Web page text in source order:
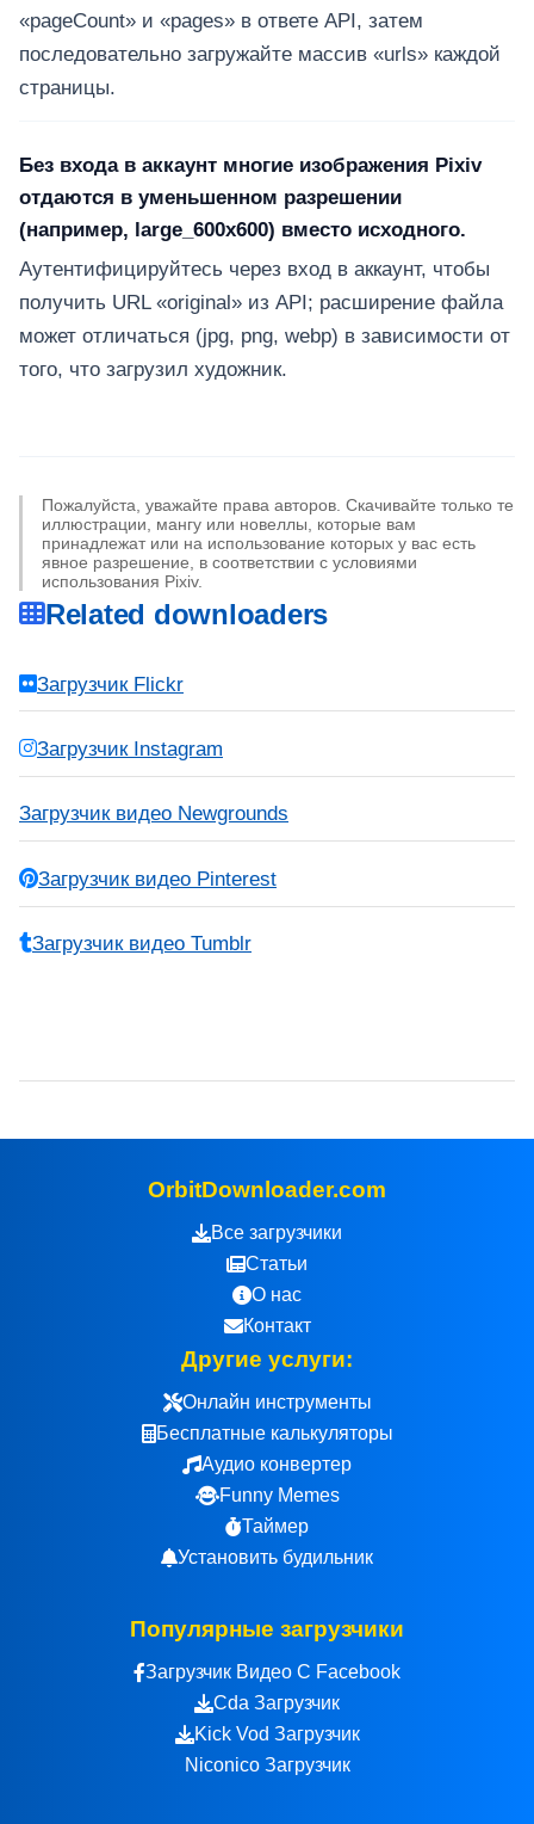
«pageCount» и «pages» в ответе API, затем
последовательно загружайте массив «urls» каждой
страницы.
Без входа в аккаунт многие изображения Pixiv
отдаются в уменьшенном разрешении
(например, large_600x600) вместо исходного.
Аутентифицируйтесь через вход в аккаунт, чтобы
получить URL «original» из API; расширение файла
может отличаться (jpg, png, webp) в зависимости от
того, что загрузил художник.
Пожалуйста, уважайте права авторов. Скачивайте только те
иллюстрации, мангу или новеллы, которые вам
принадлежат или на использование которых у вас есть
явное разрешение, в соответствии с условиями
использования Pixiv.
Related downloaders
Загрузчик Flickr
Загрузчик Instagram
Загрузчик видео Newgrounds
Загрузчик видео Pinterest
Загрузчик видео Tumblr
OrbitDownloader.com
Все загрузчики
Статьи
О нас
Контакт
Другие услуги:
Онлайн инструменты
Бесплатные калькуляторы
Аудио конвертер
Funny Memes
Таймер
Установить будильник
Популярные загрузчики
Загрузчик Видео С Facebook
Cda Загрузчик
Kick Vod Загрузчик
Niconico Загрузчик